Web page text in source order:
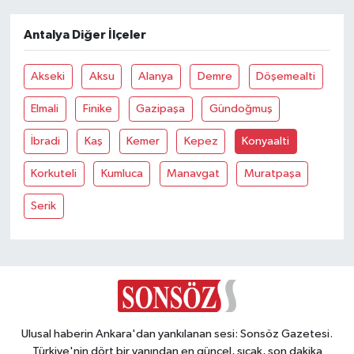
Antalya Diğer İlçeler
Akseki Aksu Alanya Demre Döşemealti
Elmali Finike Gazipaşa Gündoğmuş
İbradi Kaş Kemer Kepez Konyaalti
Korkuteli Kumluca Manavgat Muratpaşa
Serik
Ulusal haberin Ankara'dan yankılanan sesi: Sonsöz Gazetesi.
Türkiye'nin dört bir yanından en güncel, sıcak, son dakika
Yaşam